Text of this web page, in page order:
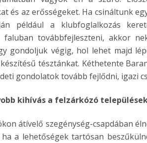
és az erősségeket. Ha csináltunk
például a klubfoglalkozás
faluban továbbfejleszteni, akkor
gondoljuk végig, hol lehet majd
tésztánkat. Kéthetente
gondolatok tovább fejlődni, igazi
kihívás a felzárkózó
átívelő szegénység-csapdában
a lehetőségek tartósan